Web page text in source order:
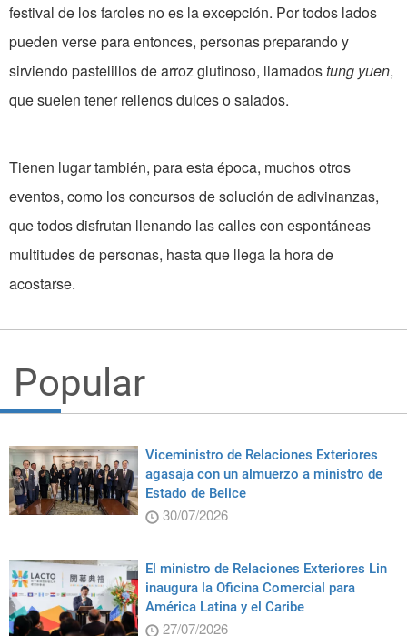
festival de los faroles no es la excepción. Por todos lados
pueden verse para entonces, personas preparando y
sirviendo pastelillos de arroz glutinoso, llamadostung yuen,
que suelen tener rellenos dulces o salados.
Tienen lugar también, para esta época, muchos otros
eventos, como los concursos de solución de adivinanzas,
que todos disfrutan llenando las calles con espontáneas
multitudes de personas, hasta que llega la hora de
acostarse.
Popular
Viceministro de Relaciones Exteriores
agasaja con un almuerzo a ministro de
Estado de Belice
30/07/2026
El ministro de Relaciones Exteriores Lin
inaugura la Oficina Comercial para
América Latina y el Caribe
27/07/2026